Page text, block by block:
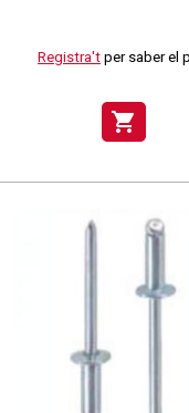
Registra't per saber el
shopping_cart